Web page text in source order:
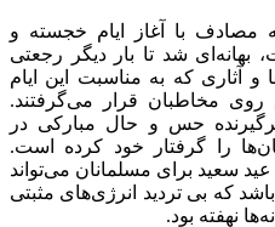
مصادف با آغاز ایام خجسته و
شد تا بار دیگر رجعتی
آثاری که به مناسبت این ایام
مخاطبان قرار می‌گرفتند.
حس و حال مبارکی در
را گرفتار خود کرده است.
چارچوبی موسیقایی که به بهانه ۲ عید سعید برای مسلمانان می‌تواند
که بی تردید انرژی‌های مثبتی
نهفته بود.